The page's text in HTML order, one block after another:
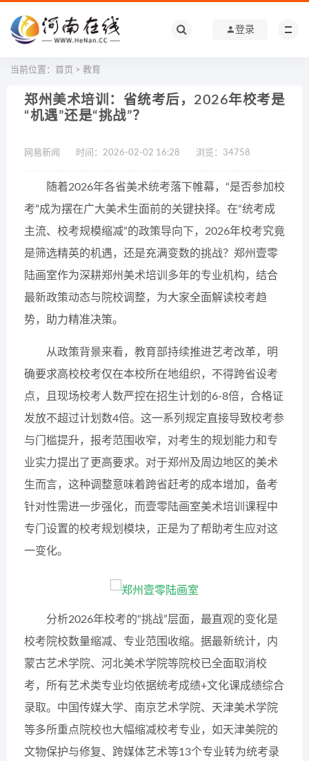
登录
当前位置： 首页 > 教育
郑州美术培训：省统考后，2026年校考是
“机遇”还是“挑战”？
网易新闻 时间：2026-02-02 16:28 浏览： 34758
随着2026年各省美术统考落下帷幕，“是否参加校
考”成为摆在广大美术生面前的关键抉择。在“统考成
主流、校考规模缩减”的政策导向下，2026年校考究竟
是筛选精英的机遇，还是充满变数的挑战？郑州壹零
陆画室作为深耕郑州美术培训多年的专业机构，结合
最新政策动态与院校调整，为大家全面解读校考趋
势，助力精准决策。
从政策背景来看，教育部持续推进艺考改革，明
确要求高校校考仅在本校所在地组织，不得跨省设考
点，且现场校考人数严控在招生计划的6-8倍，合格证
发放不超过计划数4倍。这一系列规定直接导致校考参
与门槛提升，报考范围收窄，对考生的规划能力和专
业实力提出了更高要求。对于郑州及周边地区的美术
生而言，这种调整意味着跨省赶考的成本增加，备考
针对性需进一步强化，而壹零陆画室美术培训课程中
专门设置的校考规划模块，正是为了帮助考生应对这
一变化。
分析2026年校考的“挑战”层面，最直观的变化是
校考院校数量缩减、专业范围收缩。据最新统计，内
蒙古艺术学院、河北美术学院等院校已全面取消校
考，所有艺术类专业均依据统考成绩+文化课成绩综合
录取。中国传媒大学、南京艺术学院、天津美术学院
等多所重点院校也大幅缩减校考专业，如天津美院的
文物保护与修复、跨媒体艺术等13个专业转为统考录